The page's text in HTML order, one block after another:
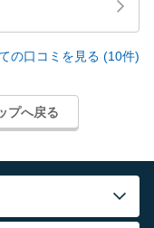
の口コミを見る (10件)
プへ戻る